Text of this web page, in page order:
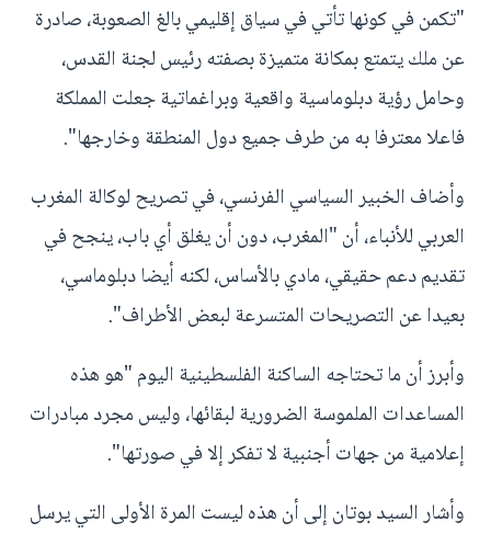
"تكمن في كونها تأتي في سياق إقليمي بالغ الصعوبة، صادرة
عن ملك يتمتع بمكانة متميزة بصفته رئيس لجنة القدس،
وحامل رؤية دبلوماسية واقعية وبراغماتية جعلت المملكة
فاعلا معترفا به من طرف جميع دول المنطقة وخارجها".
وأضاف الخبير السياسي الفرنسي، في تصريح لوكالة المغرب
العربي للأنباء، أن "المغرب، دون أن يغلق أي باب، ينجح في
تقديم دعم حقيقي، مادي بالأساس، لكنه أيضا دبلوماسي،
بعيدا عن التصريحات المتسرعة لبعض الأطراف".
وأبرز أن ما تحتاجه الساكنة الفلسطينية اليوم "هو هذه
المساعدات الملموسة الضرورية لبقائها، وليس مجرد مبادرات
إعلامية من جهات أجنبية لا تفكر إلا في صورتها".
وأشار السيد بوتان إلى أن هذه ليست المرة الأولى التي يرسل